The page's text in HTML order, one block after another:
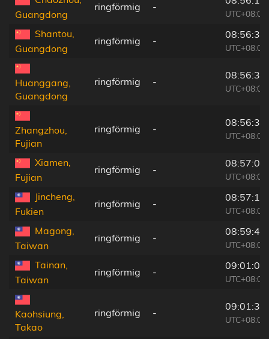
Guangdong
ringförmig -
UTC+08:00
Shantou,
Guangdong
ringförmig -
08:56:38
UTC+08:00
Huanggang,
Guangdong
ringförmig -
08:56:38
UTC+08:00
Zhangzhou,
Fujian
ringförmig -
08:56:30
UTC+08:00
Xiamen,
Fujian
ringförmig -
08:57:00
UTC+08:00
Jincheng,
Fukien
ringförmig -
08:57:18
UTC+08:00
Magong,
Taiwan
ringförmig -
08:59:40
UTC+08:00
Tainan,
Taiwan
ringförmig -
09:01:03
UTC+08:00
Kaohsiung,
Takao
ringförmig -
09:01:36
UTC+08:00